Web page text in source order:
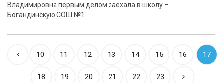
Владимировна первым делом заехала в школу –
Богандинскую СОШ №1.
10 11 12 13 14 15 16 17
18 19 20 21 22 23